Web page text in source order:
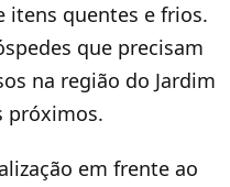
itens quentes e frios.
que precisam
na região do Jardim
próximos.
em frente ao